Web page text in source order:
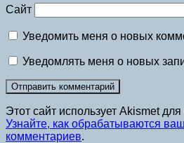
Сайт
Уведомить меня о новых
Уведомлять меня о новых
Этот сайт использует Akismet
Узнайте, как обрабатываются
комментариев.